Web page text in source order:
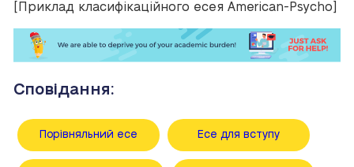
[Приклад класифікаційного есея American-Psycho]
Сповідання:
Порівняльний есе Есе для вступу